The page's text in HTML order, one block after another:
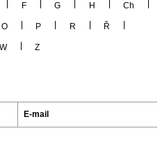
F G H Ch
O P R Ř
W Z
E-mail